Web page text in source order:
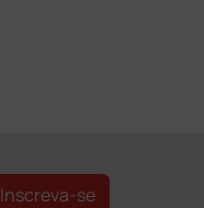
Inscreva-se